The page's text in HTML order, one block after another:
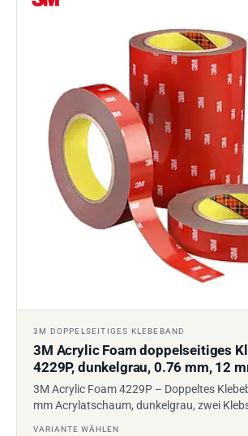
3M DOPPELSEITIGES KLEBEBAND
3M Acrylic Foam doppelseitiges
4229P, dunkelgrau, 0.76 mm, 12
3M Acrylic Foam 4229P – Doppeltes
mm Acrylatschaum, dunkelgrau, zwei
VARIANTE WÄHLEN